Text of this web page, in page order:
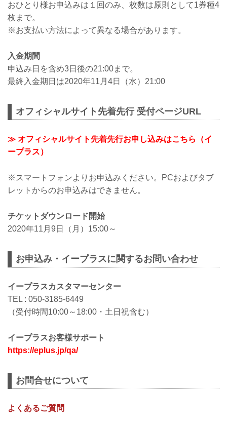
おひとり様お申込みは１回のみ、枚数は原則として1券種4
枚まで。
※お支払い方法によって異なる場合があります。
入金期間
申込み日を含め3日後の21:00まで。
最終入金期日は2020年11月4日（水）21:00
オフィシャルサイト先着先行 受付ページURL
≫ オフィシャルサイト先着先行お申し込みはこちら（イ
ープラス）
※スマートフォンよりお申込みください。PCおよびタブ
レットからのお申込みはできません。
チケットダウンロード開始
2020年11月9日（月）15:00～
お申込み・イープラスに関するお問い合わせ
イープラスカスタマーセンター
TEL : 050-3185-6449
（受付時間10:00～18:00・土日祝含む）
イープラスお客様サポート
https://eplus.jp/qa/
お問合せについて
よくあるご質問